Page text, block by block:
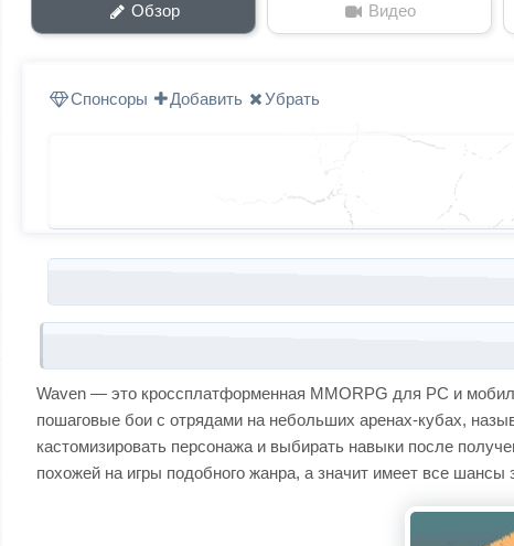
Обзор Видео
Спонсоры Добавить Убрать
Запись навигация
Waven — это кроссплатформенная MMORPG для PC и
пошаговые бои с отрядами на небольших аренах-кубах,
кастомизировать персонажа и выбирать навыки после
похожей на игры подобного жанра, а значит имеет все